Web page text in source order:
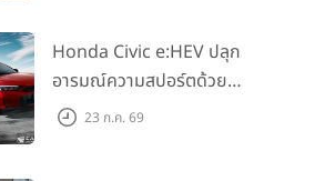
Honda Civic e:HEV ปลุก
อารมณ์ความสปอร์ตด้วย
Honda S+ Shift ครั้งแรกใน
23 ก.ค. 69